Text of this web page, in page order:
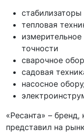
тепловая
точности
сварочное
садовая
насосное
«Ресанта» –
представил на